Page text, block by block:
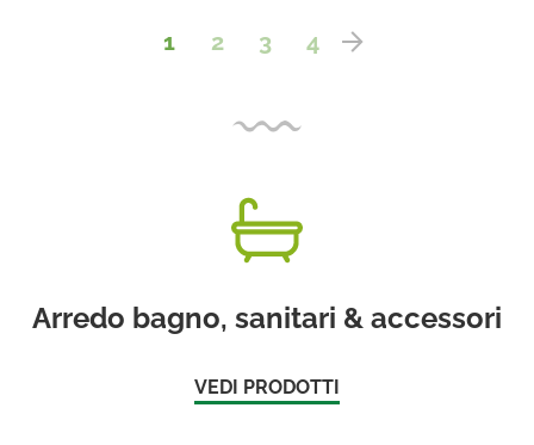
1 2 3 4
Arredo bagno, sanitari & accessori
VEDI PRODOTTI